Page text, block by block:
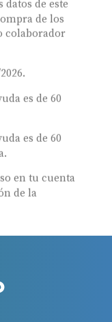
de este
de los
colaborador
es de 60
es de 60
en tu cuenta
de la